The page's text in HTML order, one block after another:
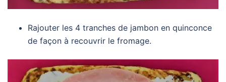
Rajouter les 4 tranches de jambon en quinconce
de façon à recouvrir le fromage.